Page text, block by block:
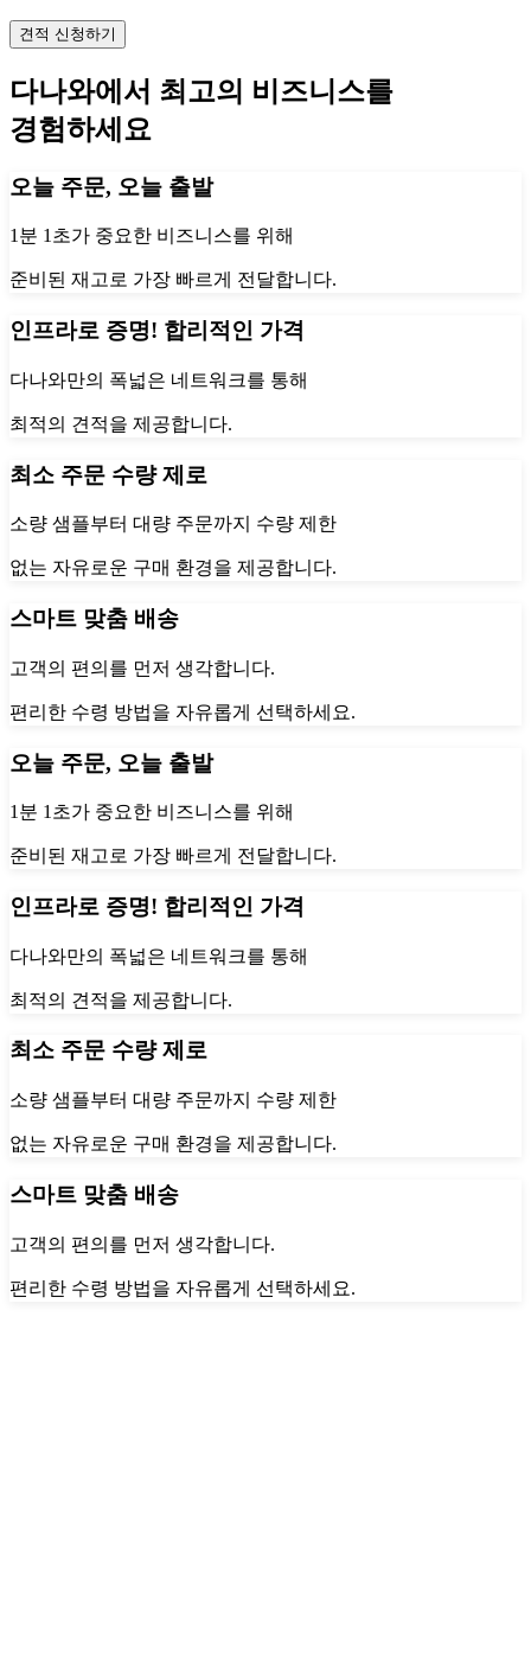
견적 신청하기
다나와에서 최고의 비즈니스를
경험하세요
오늘 주문, 오늘 출발
1분 1초가 중요한 비즈니스를 위해
준비된 재고로 가장 빠르게 전달합니다.
인프라로 증명! 합리적인 가격
다나와만의 폭넓은 네트워크를 통해
최적의 견적을 제공합니다.
최소 주문 수량 제로
소량 샘플부터 대량 주문까지 수량 제한
없는 자유로운 구매 환경을 제공합니다.
스마트 맞춤 배송
고객의 편의를 먼저 생각합니다.
편리한 수령 방법을 자유롭게 선택하세요.
오늘 주문, 오늘 출발
1분 1초가 중요한 비즈니스를 위해
준비된 재고로 가장 빠르게 전달합니다.
인프라로 증명! 합리적인 가격
다나와만의 폭넓은 네트워크를 통해
최적의 견적을 제공합니다.
최소 주문 수량 제로
소량 샘플부터 대량 주문까지 수량 제한
없는 자유로운 구매 환경을 제공합니다.
스마트 맞춤 배송
고객의 편의를 먼저 생각합니다.
편리한 수령 방법을 자유롭게 선택하세요.